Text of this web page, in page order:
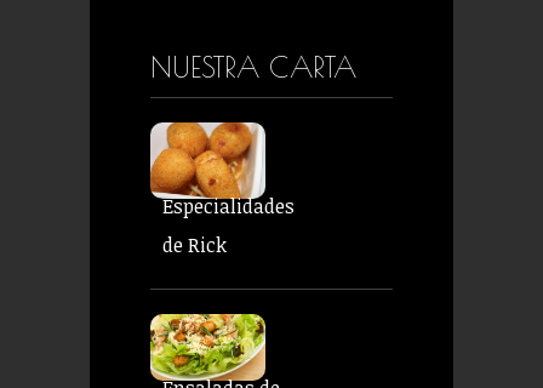
NUESTRA CARTA
Especialidades
de Rick